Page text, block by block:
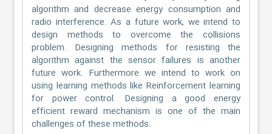
algorithm and decrease energy consumption and
radio interference. As a future work, we intend to
design methods to overcome the collisions
problem. Designing methods for resisting the
algorithm against the sensor failures is another
future work. Furthermore we intend to work on
using learning methods like Reinforcement learning
for power control. Designing a good energy
efficient reward mechanism is one of the main
challenges of these methods.